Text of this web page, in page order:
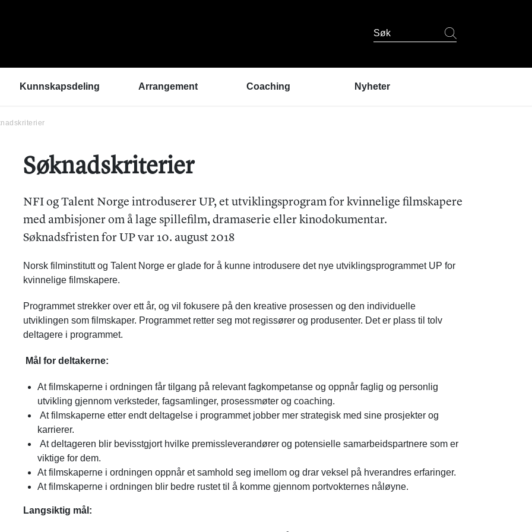
Søk
Kunnskapsdeling
Kunnskapsbank
rekrutteringsprosesser
Klangbunn – verktøy
prestasjonsmiljøer
Podkast
Sammen om like muligheter
Arrangement Coaching Nyheter
Søknadskriterier
NFI og Talent Norge introduserer UP, et utviklingsprogram for kvinnelige filmskapere
med ambisjoner om å lage spillefilm, dramaserie eller kinodokumentar.
Søknadsfristen for UP var 10. august 2018
Norsk filminstitutt og Talent Norge er glade for å kunne introdusere det nye utviklingsprogrammet UP for
kvinnelige filmskapere.
Programmet strekker over ett år, og vil fokusere på den kreative prosessen og den individuelle
utviklingen som filmskaper. Programmet retter seg mot regissører og produsenter. Det er plass til tolv
deltagere i programmet.
Mål for deltakerne:
At filmskaperne i ordningen får tilgang på relevant fagkompetanse og oppnår faglig og personlig
utvikling gjennom verksteder, fagsamlinger, prosessmøter og coaching.
At filmskaperne etter endt deltagelse i programmet jobber mer strategisk med sine prosjekter og
karrierer.
At deltageren blir bevisstgjort hvilke premissleverandører og potensielle samarbeidspartnere som er
viktige for dem.
At filmskaperne i ordningen oppnår et samhold seg imellom og drar veksel på hverandres erfaringer.
At filmskaperne i ordningen blir bedre rustet til å komme gjennom portvokternes nåløyne.
Langsiktig mål: